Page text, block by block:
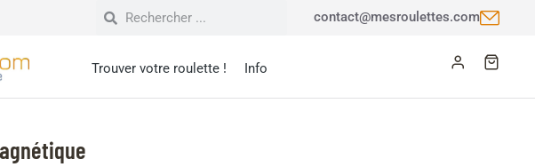
contact@mesroulettes.com
Trouver votre roulette ! Info